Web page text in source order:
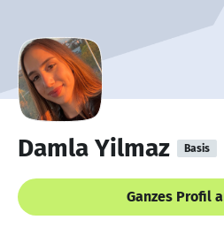
Damla Yilmaz Basis
Ganzes Profil